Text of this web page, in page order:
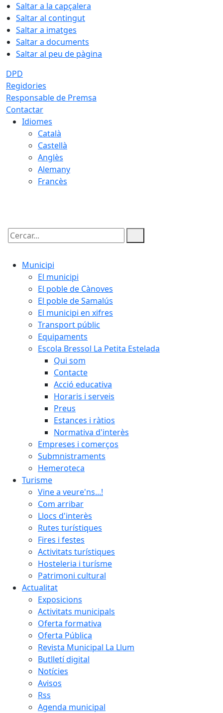
Saltar a la capçalera
Saltar al contingut
Saltar a imatges
Saltar a documents
Saltar al peu de pàgina
DPD
Regidories
Responsable de Premsa
Contactar
Idiomes
Català
Castellà
Anglès
Alemany
Francès
Cercar:
Municipi
El municipi
El poble de Cànoves
El poble de Samalús
El municipi en xifres
Transport públic
Equipaments
Escola Bressol La Petita Estelada
Qui som
Contacte
Acció educativa
Horaris i serveis
Preus
Estances i ràtios
Normativa d'interès
Empreses i comerços
Submnistraments
Hemeroteca
Turisme
Vine a veure'ns...!
Com arribar
Llocs d'interès
Rutes turístiques
Fires i festes
Activitats turístiques
Hosteleria i turísme
Patrimoni cultural
Actualitat
Exposicions
Activitats municipals
Oferta formativa
Oferta Pública
Revista Municipal La Llum
Butlletí digital
Notícies
Avisos
Rss
Agenda municipal